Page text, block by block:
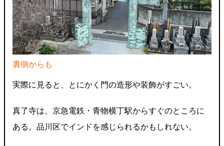
裏側からも
実際に見ると、とにかく門の造形や装飾がすごい。
真了寺は、京急電鉄・青物横丁駅からすぐのところに
ある。品川区でインドを感じられるかもしれない。